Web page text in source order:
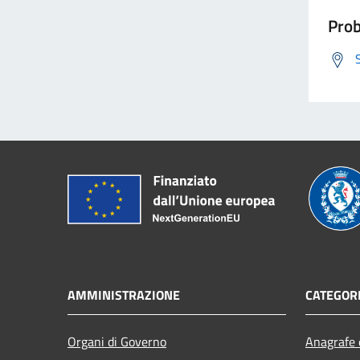
AMMINISTRAZIONE
Organi di Governo